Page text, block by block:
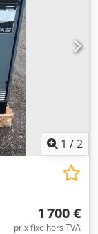
1 /2
1 700 €
prix fixe hors TVA